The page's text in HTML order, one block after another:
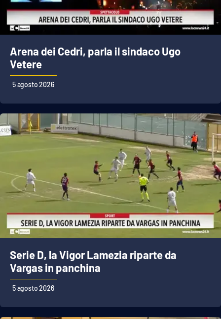
Food
Storie
LAC
NETWORK
Lactv.it
Laconair.it
Lacitymag.it
Lacapitalenews.it
Ilreggino.it
Cosenzachannel.it
Ilvibonese.it
Arena dei Cedri, parla il sindaco Ugo
Vetere
5 agosto 2026
Serie D, la Vigor Lamezia riparte da
Vargas in panchina
5 agosto 2026